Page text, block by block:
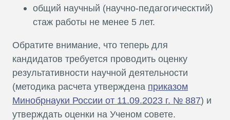
общий научный (научно-педагогическтий)
стаж работы не менее 5 лет.
Обратите внимание, что теперь для
кандидатов требуется проводить оценку
результативности научной деятельности
(методика расчета утверждена приказом
Минобрнауки России от 11.09.2023 г. № 887) и
утверждать оценки на Ученом совете.